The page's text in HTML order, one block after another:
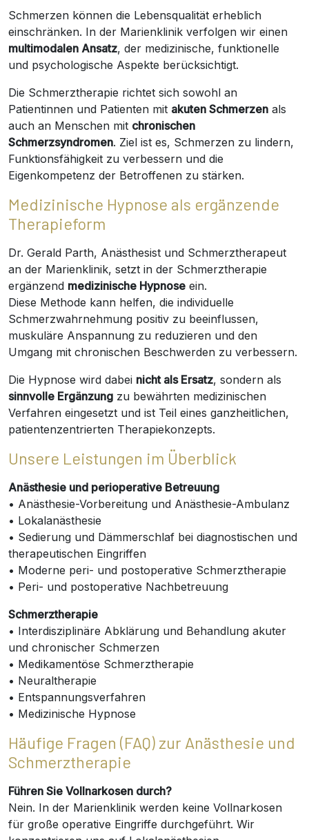
Schmerzen können die Lebensqualität erheblich
einschränken. In der Marienklinik verfolgen wir einen
multimodalen Ansatz, der medizinische, funktionelle
und psychologische Aspekte berücksichtigt.
Die Schmerztherapie richtet sich sowohl an
Patientinnen und Patienten mit akuten Schmerzen als
auch an Menschen mit chronischen
Schmerzsyndromen. Ziel ist es, Schmerzen zu lindern,
Funktionsfähigkeit zu verbessern und die
Eigenkompetenz der Betroffenen zu stärken.
Medizinische Hypnose als ergänzende
Therapieform
Dr. Gerald Parth, Anästhesist und Schmerztherapeut
an der Marienklinik, setzt in der Schmerztherapie
ergänzend medizinische Hypnose ein.
Diese Methode kann helfen, die individuelle
Schmerzwahrnehmung positiv zu beeinflussen,
muskuläre Anspannung zu reduzieren und den
Umgang mit chronischen Beschwerden zu verbessern.
Die Hypnose wird dabei nicht als Ersatz, sondern als
sinnvolle Ergänzung zu bewährten medizinischen
Verfahren eingesetzt und ist Teil eines ganzheitlichen,
patientenzentrierten Therapiekonzepts.
Unsere Leistungen im Überblick
Anästhesie und perioperative Betreuung
• Anästhesie-Vorbereitung und Anästhesie-Ambulanz
• Lokalanästhesie
• Sedierung und Dämmerschlaf bei diagnostischen und
therapeutischen Eingriffen
• Moderne peri- und postoperative Schmerztherapie
• Peri- und postoperative Nachbetreuung
Schmerztherapie
• Interdisziplinäre Abklärung und Behandlung akuter
und chronischer Schmerzen
• Medikamentöse Schmerztherapie
• Neuraltherapie
• Entspannungsverfahren
• Medizinische Hypnose
Häufige Fragen (FAQ) zur Anästhesie und
Schmerztherapie
Führen Sie Vollnarkosen durch?
Nein. In der Marienklinik werden keine Vollnarkosen
für große operative Eingriffe durchgeführt. Wir